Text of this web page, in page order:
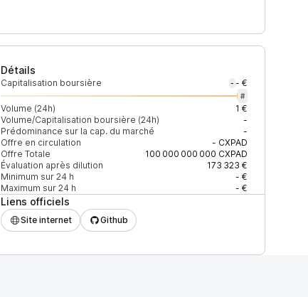
Détails
Capitalisation boursière - - €
#
Volume (24h)
1 €
Volume/Capitalisation boursière (24h)
-
Prédominance sur la cap. du marché
-
Offre en circulation
- CXPAD
Offre Totale
100 000 000 000 CXPAD
Évaluation après dilution
173 323 €
Minimum sur 24 h
- €
Maximum sur 24 h
- €
Liens officiels
Site internet Github
% du volume Confiance Mis à jour
100 % ÉLEVÉE